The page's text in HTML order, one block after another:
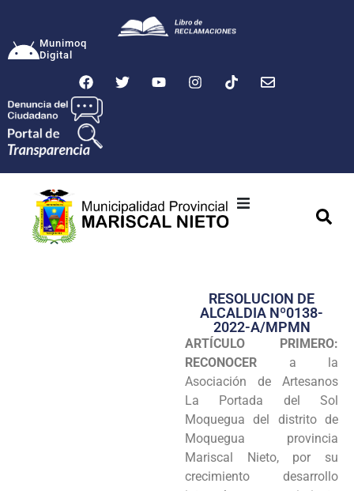
Munimoq
Digital
Transparencia
Seguridad
Programas
Intranet
RESOLUCION DE
ALCALDIA Nº0138-
2022-A/MPMN
ARTÍCULO PRIMERO:
RECONOCER a la
Asociación de Artesanos
La Portada del Sol
Moquegua del distrito de
Moquegua provincia
Mariscal Nieto, por su
crecimiento desarrollo